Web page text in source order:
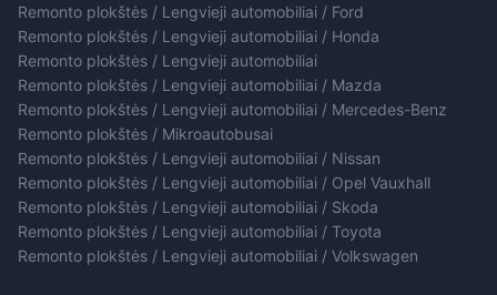
Remonto plokštės / Lengvieji automobiliai / Ford
Remonto plokštės / Lengvieji automobiliai / Honda
Remonto plokštės / Lengvieji automobiliai
Remonto plokštės / Lengvieji automobiliai / Mazda
Remonto plokštės / Lengvieji automobiliai / Mercedes-Benz
Remonto plokštės / Mikroautobusai
Remonto plokštės / Lengvieji automobiliai / Nissan
Remonto plokštės / Lengvieji automobiliai / Opel Vauxhall
Remonto plokštės / Lengvieji automobiliai / Skoda
Remonto plokštės / Lengvieji automobiliai / Toyota
Remonto plokštės / Lengvieji automobiliai / Volkswagen